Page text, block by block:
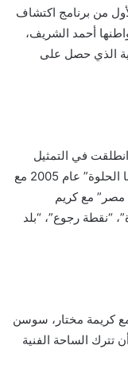
من برنامج اكتشاف
أكاديمي” 2004/2003 مع مواطنها أحمد الشريف،
الذي حصل على
في التمثيل
بأعمال مصرية، كانت بدايتها بمسلسل “أحلامنا الحلوة” عام 2005 مع
مصر” مع كريم
“نقطة رجوع”، “بلد
مع كريمة مختار، سوسن
تترك الساحة الفنية